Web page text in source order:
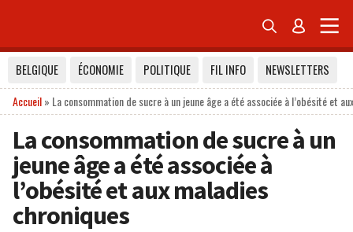
 
BELGIQUE ÉCONOMIE POLITIQUE FIL INFO
NEWSLETTERS
Accueil» La consommation de sucre à un jeune âge a été associée à l’obésité et
La consommation de sucre à un
jeune âge a été associée à
l’obésité et aux maladies
chroniques